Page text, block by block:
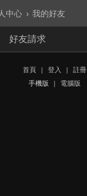
中心 › 我的好友
好友請求
首頁 | 登入 |
註冊
手機版
| 電腦版